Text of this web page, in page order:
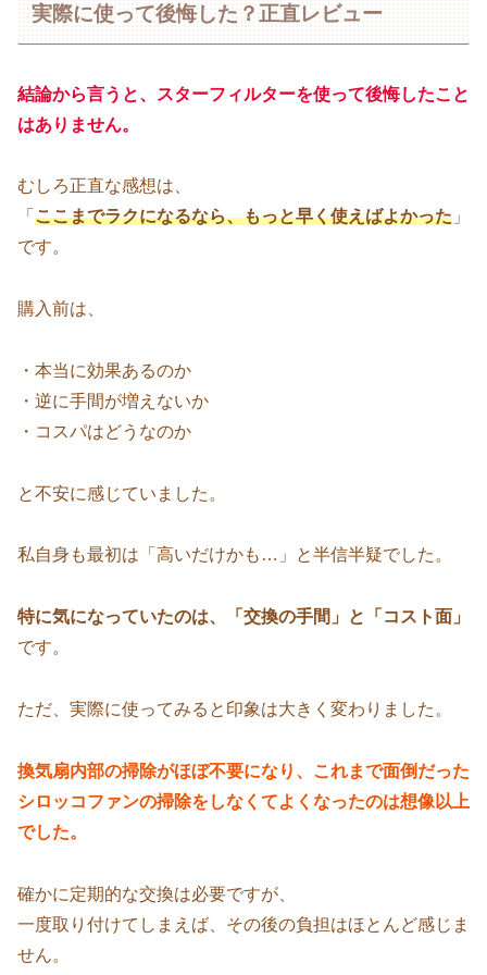
実際に使って後悔した？正直レビュー
結論から言うと、スターフィルターを使って後悔したこと
はありません。
むしろ正直な感想は、
「 ここまでラクになるなら、もっと早く使えばよかった 」
です。
購入前は、
・本当に効果あるのか
・逆に手間が増えないか
・コスパはどうなのか
と不安に感じていました。
私自身も最初は「高いだけかも…」と半信半疑でした。
特に気になっていたのは、「交換の手間」と「コスト面」
です。
ただ、実際に使ってみると印象は大きく変わりました。
換気扇内部の掃除がほぼ不要になり、これまで面倒だった
シロッコファンの掃除をしなくてよくなったのは想像以上
でした。
確かに定期的な交換は必要ですが、
一度取り付けてしまえば、その後の負担はほとんど感じま
せん。